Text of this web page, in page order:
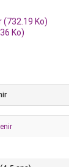
(732.19 Ko)
Ko)